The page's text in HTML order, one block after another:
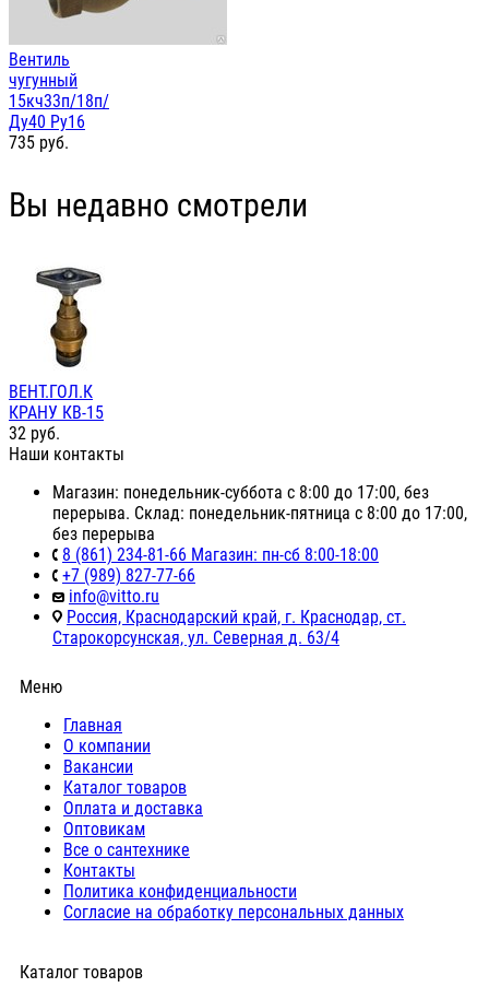
Вентиль
чугунный
15кч33п/18п/
Ду40 Ру16
735 руб.
Вы недавно смотрели
ВЕНТ.ГОЛ.К
КРАНУ КВ-15
32 руб.
Наши контакты
Магазин: понедельник-суббота с 8:00 до 17:00, без
перерыва. Склад: понедельник-пятница с 8:00 до 17:00,
без перерыва
8 (861) 234-81-66 Магазин: пн-сб 8:00-18:00
+7 (989) 827-77-66
info@vitto.ru
Россия, Краснодарский край, г. Краснодар, ст.
Старокорсунская, ул. Северная д. 63/4
Меню
Главная
О компании
Вакансии
Каталог товаров
Оплата и доставка
Оптовикам
Все о сантехнике
Контакты
Политика конфиденциальности
Согласие на обработку персональных данных
Каталог товаров